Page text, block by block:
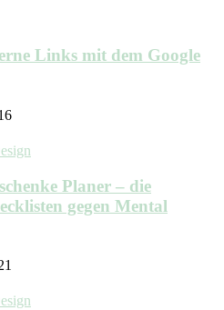
Links mit dem Google
Planer – die
gegen Mental